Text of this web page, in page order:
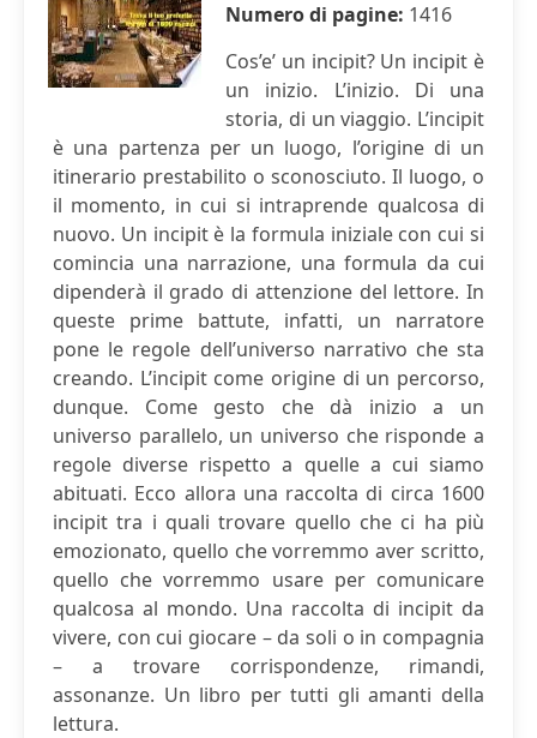
Numero di pagine: 1416
Cos’e’ un incipit? Un incipit è
un inizio. L’inizio. Di una
storia, di un viaggio. L’incipit
è una partenza per un luogo, l’origine di un
itinerario prestabilito o sconosciuto. Il luogo, o
il momento, in cui si intraprende qualcosa di
nuovo. Un incipit è la formula iniziale con cui si
comincia una narrazione, una formula da cui
dipenderà il grado di attenzione del lettore. In
queste prime battute, infatti, un narratore
pone le regole dell’universo narrativo che sta
creando. L’incipit come origine di un percorso,
dunque. Come gesto che dà inizio a un
universo parallelo, un universo che risponde a
regole diverse rispetto a quelle a cui siamo
abituati. Ecco allora una raccolta di circa 1600
incipit tra i quali trovare quello che ci ha più
emozionato, quello che vorremmo aver scritto,
quello che vorremmo usare per comunicare
qualcosa al mondo. Una raccolta di incipit da
vivere, con cui giocare – da soli o in compagnia
– a trovare corrispondenze, rimandi,
assonanze. Un libro per tutti gli amanti della
lettura.